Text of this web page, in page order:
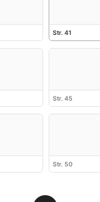
Str. 41
Str. 45
Str. 50